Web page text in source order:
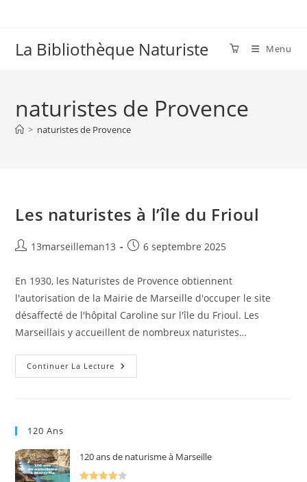
contentLa Bibliothèque Naturiste Menu
naturistes de Provence
> naturistes de Provence
Les naturistes à l’île du Frioul
Auteur/autrice
la
publication :
13marseilleman13
Publication
6 septembre 2025
En 1930, les Naturistes de Provence obtiennent
l'autorisation de la Mairie de Marseille d'occuper le site
désaffecté de l'hôpital Caroline sur l'île du Frioul. Les
Marseillais y accueillent de nombreux naturistes…
Continuer La Lecture Les
Naturistes
120 Ans
120 ans de naturisme à Marseille